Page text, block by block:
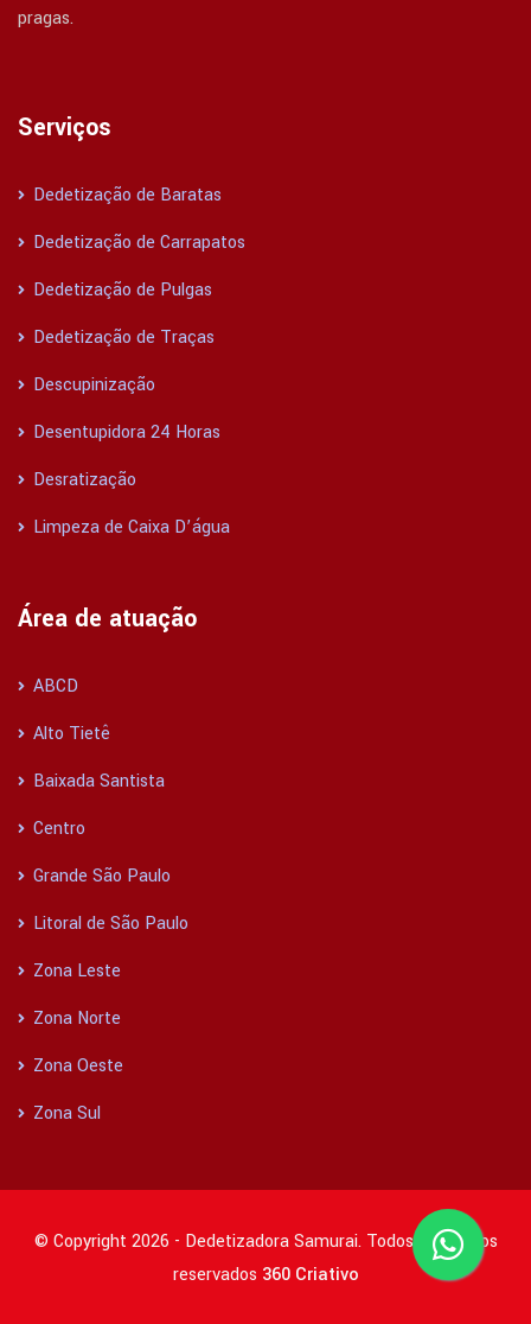
pragas.
Serviços
Dedetização de Baratas
Dedetização de Carrapatos
Dedetização de Pulgas
Dedetização de Traças
Descupinização
Desentupidora 24 Horas
Desratização
Limpeza de Caixa D’água
Área de atuação
ABCD
Alto Tietê
Baixada Santista
Centro
Grande São Paulo
Litoral de São Paulo
Zona Leste
Zona Norte
Zona Oeste
Zona Sul
© Copyright 2026 - Dedetizadora Samurai. Todos os direitos
reservados 360 Criativo